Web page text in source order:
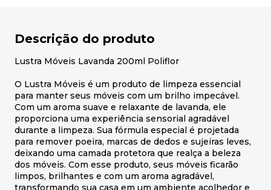
Descrição do produto
Lustra Móveis Lavanda 200ml Poliflor
O Lustra Móveis é um produto de limpeza essencial
para manter seus móveis com um brilho impecável.
Com um aroma suave e relaxante de lavanda, ele
proporciona uma experiência sensorial agradável
durante a limpeza. Sua fórmula especial é projetada
para remover poeira, marcas de dedos e sujeiras leves,
deixando uma camada protetora que realça a beleza
dos móveis. Com esse produto, seus móveis ficarão
limpos, brilhantes e com um aroma agradável,